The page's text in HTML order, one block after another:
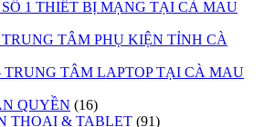
1 THIẾT BỊ MẠNG TẠI CÀ MAU
TÂM PHỤ KIỆN TỈNH CÀ
TÂM LAPTOP TẠI CÀ MAU
QUYỀN (16)
THOẠI & TABLET (91)